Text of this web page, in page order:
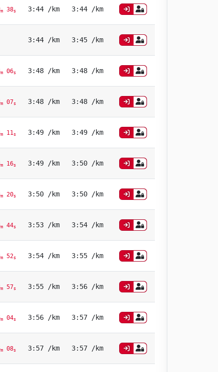
m38s 3:44 /km 3:44 /km
3:44 /km 3:45 /km
m06s 3:48 /km 3:48 /km
m07s 3:48 /km 3:48 /km
m11s 3:49 /km 3:49 /km
m16s 3:49 /km 3:50 /km
m20s 3:50 /km 3:50 /km
m44s 3:53 /km 3:54 /km
m52s 3:54 /km 3:55 /km
m57s 3:55 /km 3:56 /km
m04s 3:56 /km 3:57 /km
m08s 3:57 /km 3:57 /km